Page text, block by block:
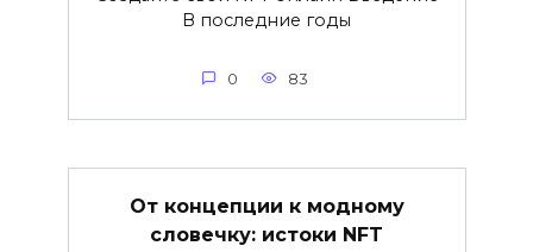
В последние годы
0 83
От концепции к модному
словечку: истоки NFT